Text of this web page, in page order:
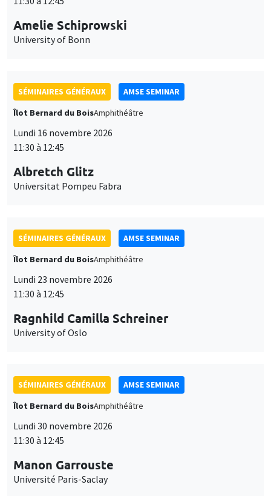
Amelie Schiprowski
University of Bonn
SÉMINAIRES GÉNÉRAUX
AMSE SEMINAR
Îlot Bernard du BoisAmphithéâtre
Lundi 16 novembre 2026
11:30 à 12:45
Albretch Glitz
Universitat Pompeu Fabra
SÉMINAIRES GÉNÉRAUX
AMSE SEMINAR
Îlot Bernard du BoisAmphithéâtre
Lundi 23 novembre 2026
11:30 à 12:45
Ragnhild Camilla Schreiner
University of Oslo
SÉMINAIRES GÉNÉRAUX
AMSE SEMINAR
Îlot Bernard du BoisAmphithéâtre
Lundi 30 novembre 2026
11:30 à 12:45
Manon Garrouste
Université Paris-Saclay